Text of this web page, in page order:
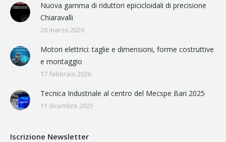
Nuova gamma di riduttori epicicloidali di precisione
Chiaravalli
20 marzo 2026
Motori elettrici: taglie e dimensioni, forme costruttive
e montaggio
17 febbraio 2026
Tecnica Industriale al centro del Mecspe Bari 2025
11 dicembre 2025
Iscrizione Newsletter